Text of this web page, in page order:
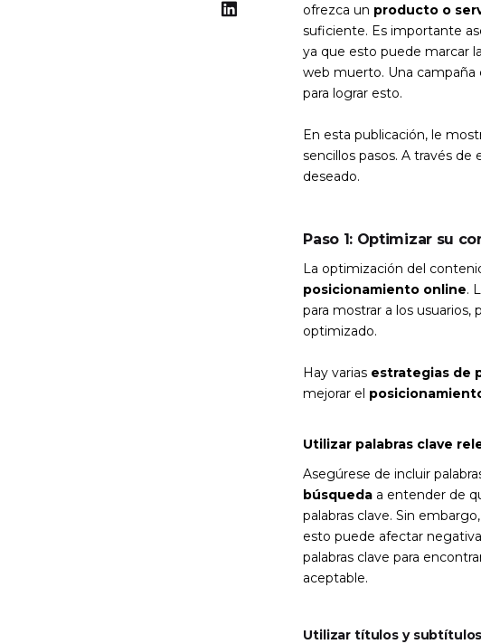
ofrezca un producto o
suficiente. Es importante
ya que esto puede marcar
web muerto. Una campaña
para lograr esto.
En esta publicación, le
sencillos pasos. A través
deseado.
Paso 1: Optimizar su
La optimización del
posicionamiento online.
para mostrar a los
optimizado.
Hay varias estrategias de
mejorar el
Utilizar palabras clave
Asegúrese de incluir
búsqueda a entender de
palabras clave. Sin
esto puede afectar
palabras clave para
aceptable.
Utilizar títulos y